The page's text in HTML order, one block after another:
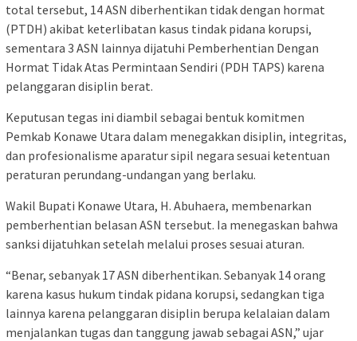
total tersebut, 14 ASN diberhentikan tidak dengan hormat
(PTDH) akibat keterlibatan kasus tindak pidana korupsi,
sementara 3 ASN lainnya dijatuhi Pemberhentian Dengan
Hormat Tidak Atas Permintaan Sendiri (PDH TAPS) karena
pelanggaran disiplin berat.
Keputusan tegas ini diambil sebagai bentuk komitmen
Pemkab Konawe Utara dalam menegakkan disiplin, integritas,
dan profesionalisme aparatur sipil negara sesuai ketentuan
peraturan perundang-undangan yang berlaku.
Wakil Bupati Konawe Utara, H. Abuhaera, membenarkan
pemberhentian belasan ASN tersebut. Ia menegaskan bahwa
sanksi dijatuhkan setelah melalui proses sesuai aturan.
“Benar, sebanyak 17 ASN diberhentikan. Sebanyak 14 orang
karena kasus hukum tindak pidana korupsi, sedangkan tiga
lainnya karena pelanggaran disiplin berupa kelalaian dalam
menjalankan tugas dan tanggung jawab sebagai ASN,” ujar